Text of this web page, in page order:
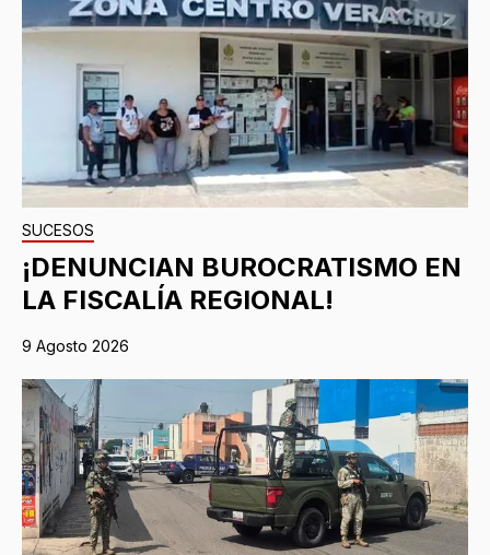
SUCESOS
¡DENUNCIAN BUROCRATISMO EN
LA FISCALÍA REGIONAL!
9 Agosto 2026